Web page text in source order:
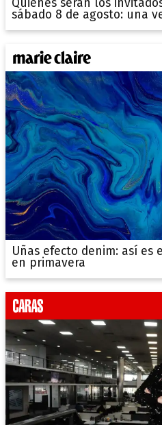
Quiénes serán los
sábado 8 de agosto: una
Uñas efecto denim: así
en primavera